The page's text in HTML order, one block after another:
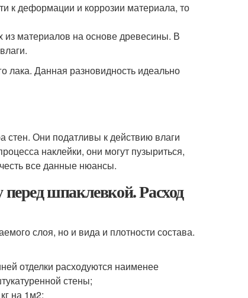
к деформации и коррозии материала, то
из материалов на основе древесины. В
лака. Данная разновидность идеально
Они податливы к действию влаги
наклейки, они могут пузыриться,
все данные нюансы.
шпаклевкой. Расход
слоя, но и вида и плотности состава.
отделки расходуются наименее
стены;
на 1м2;